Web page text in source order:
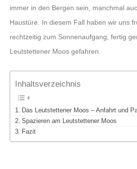
immer in den Bergen sein, manchmal
Haustüre.
In diesem Fall haben wir uns
rechtzeitig zum Sonnenaufgang, fertig
Leutstettener Moos gefahren.
Inhaltsverzeichnis
Das Leutstettener Moos – Anfahrt und
Spazieren am Leutstettener Moos
Fazit